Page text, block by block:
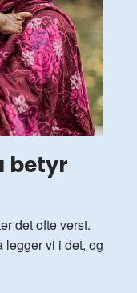
betyr
det ofte verst.
legger vi i det, og